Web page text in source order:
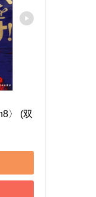
〉 (双